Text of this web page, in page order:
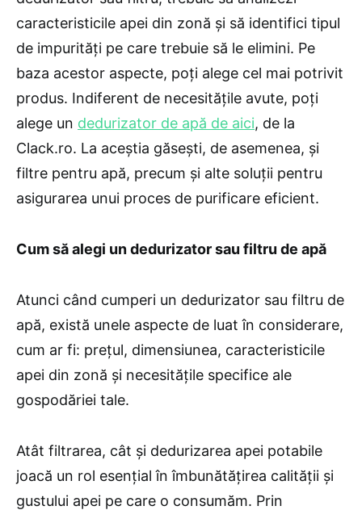
caracteristicile apei din zonă și să identifici tipul
de impurități pe care trebuie să le elimini. Pe
baza acestor aspecte, poți alege cel mai potrivit
produs. Indiferent de necesitățile avute, poți
alege un dedurizator de apă de aici, de la
Clack.ro. La aceștia găsești, de asemenea, și
filtre pentru apă, precum și alte soluții pentru
asigurarea unui proces de purificare eficient.
Cum să alegi un dedurizator sau filtru de apă
Atunci când cumperi un dedurizator sau filtru de
apă, există unele aspecte de luat în considerare,
cum ar fi: prețul, dimensiunea, caracteristicile
apei din zonă și necesitățile specifice ale
gospodăriei tale.
Atât filtrarea, cât și dedurizarea apei potabile
joacă un rol esențial în îmbunătățirea calității și
gustului apei pe care o consumăm. Prin